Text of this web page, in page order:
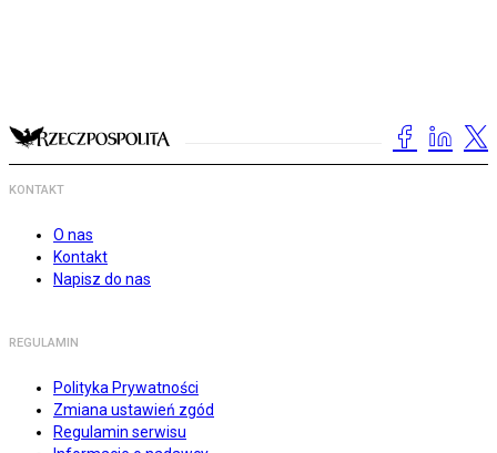
KONTAKT
O nas
Kontakt
Napisz do nas
REGULAMIN
Polityka Prywatności
Zmiana ustawień zgód
Regulamin serwisu